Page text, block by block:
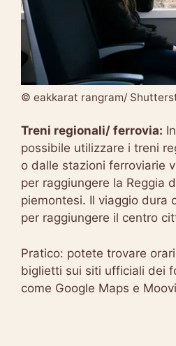
© eakkarat rangram/
Treni regionali/ ferrovia:
possibile utilizzare i treni
o dalle stazioni ferroviarie
per raggiungere la Reggia
piemontesi. Il viaggio dura
per raggiungere il centro
Pratico: potete trovare
biglietti sui siti ufficiali dei
come Google Maps e